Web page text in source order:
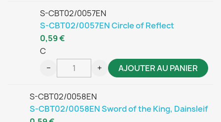
S-CBT02/0057EN
S-CBT02/0057EN Circle of Reflect
C
0,59 €
− + AJOUTER AU PANIER
S-CBT02/0058EN
S-CBT02/0058EN Sword of the King, Dainsleif